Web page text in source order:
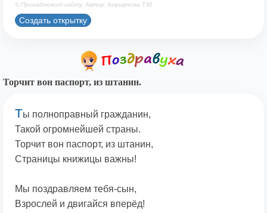
© Принадлежит сайту. Автор: Коршунова Т.М.
Создать открытку
Торчит вон паспорт, из штанин.
Ты полноправный гражданин,
Такой огромнейшей страны.
Торчит вон паспорт, из штанин,
Страницы книжицы важны!
Мы поздравляем тебя-сын,
Взрослей и двигайся вперёд!